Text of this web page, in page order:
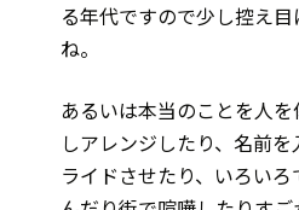
る年代ですので少し控え
ね。
あるいは本当のことを人
しアレンジしたり、名前
ライドさせたり、いろい